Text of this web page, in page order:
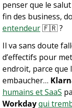
penser que le
fin des business,
entendeur🇫🇷 ?
Il va sans doute
d’effectifs pour
endroit, parce que
embaucher…
humains et SaaS
Workdayqui